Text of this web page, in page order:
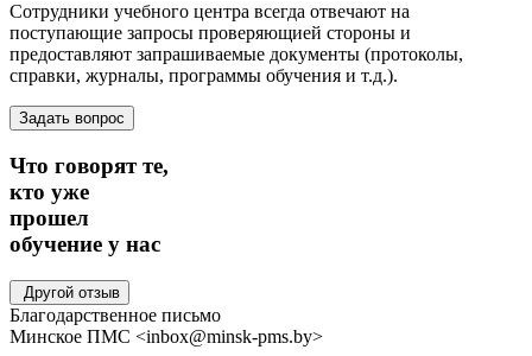
Сотрудники учебного центра всегда отвечают на
поступающие запросы проверяющией стороны и
предоставляют запрашиваемые документы (протоколы,
справки, журналы, программы обучения и т.д.).
Задать вопрос
Что говорят те,
кто уже
прошел
обучение у нас
Другой отзыв
Благодарственное письмо
Минское ПМС <inbox@minsk-pms.by>